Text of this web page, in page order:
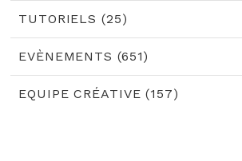
TUTORIELS (25)
EVÈNEMENTS (651)
EQUIPE CRÉATIVE (157)